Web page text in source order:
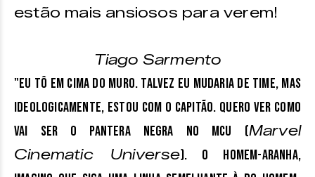
estão mais ansiosos para verem!
Tiago Sarmento
"Eu tô em cima do muro. Talvez eu mudaria de time, mas
ideologicamente, estou com o Capitão. Quero ver como
vai ser o Pantera Negra no MCU (Marvel
Cinematic Universe). O Homem-Aranha,